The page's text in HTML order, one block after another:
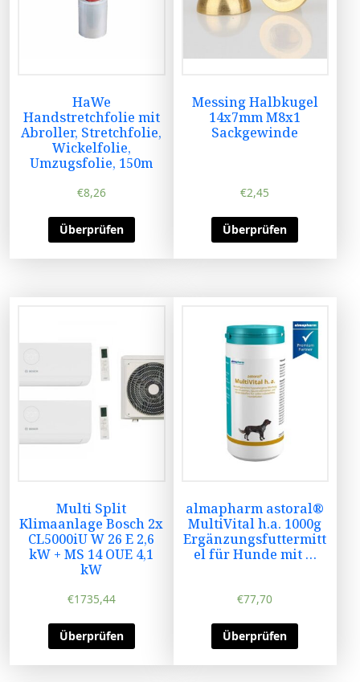
HaWe
Handstretchfolie mit
Abroller, Stretchfolie,
Wickelfolie,
Umzugsfolie, 150m
€8,26
Überprüfen
Messing Halbkugel
14x7mm M8x1
Sackgewinde
€2,45
Überprüfen
Multi Split
Klimaanlage Bosch 2x
CL5000iU W 26 E 2,6
kW + MS 14 OUE 4,1
kW
€1735,44
Überprüfen
almapharm astoral®
MultiVital h.a. 1000g
Ergänzungsfuttermitt
el für Hunde mit …
€77,70
Überprüfen